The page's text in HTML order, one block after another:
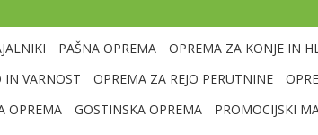
PAŠNA OPREMA OPREMA ZA KONJE IN
VARNOST
OPREMA ZA REJO PERUTNINE
OPREMA GOSTINSKA OPREMA PROMOCIJSKI